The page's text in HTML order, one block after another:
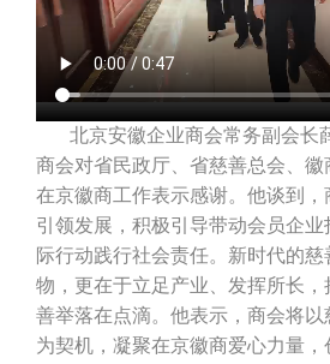
北京安徽企业商会常务副会长
商会对省民政厅、省慈善总会、
在京徽商工作表示感谢。他谈到
引领发展，积极引导带动会员企
际行动践行社会责任。新时代的
物，更在于立足产业、发挥所长
善举落在点滴。他表示，商会将
为契机，凝聚在京徽商爱心力量